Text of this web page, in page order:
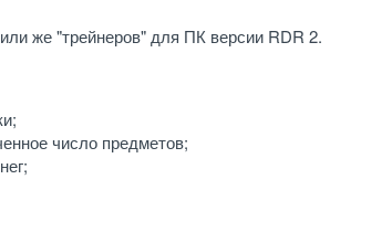
же "трейнеров" для ПК версии RDR 2.
число предметов;